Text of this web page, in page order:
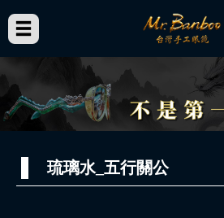
琉璃水_五行關公